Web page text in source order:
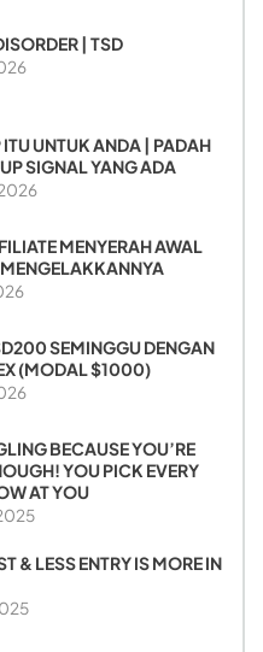
| TSD
UNTUK ANDA | PADAH
SIGNAL YANG ADA
MENYERAH AWAL
SEMINGGU DENGAN
(MODAL $1000)
BECAUSE YOU’RE
YOU PICK EVERY
AT YOU
& LESS ENTRY IS MORE IN